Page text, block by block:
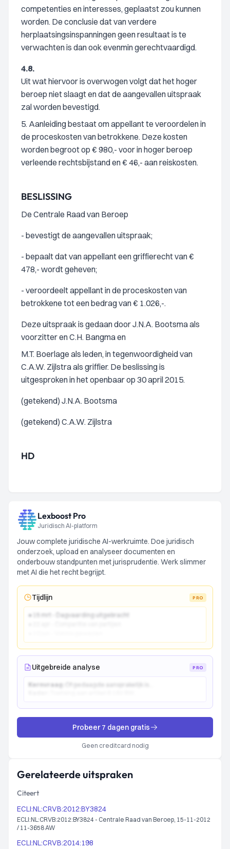
competenties en interesses, geplaatst zou kunnen
worden. De conclusie dat van verdere
herplaatsingsinspanningen geen resultaat is te
verwachten is dan ook evenmin gerechtvaardigd.
4.8.
Uit wat hiervoor is overwogen volgt dat het hoger
beroep niet slaagt en dat de aangevallen uitspraak
zal worden bevestigd.
5. Aanleiding bestaat om appellant te veroordelen in
de proceskosten van betrokkene. Deze kosten
worden begroot op € 980,- voor in hoger beroep
verleende rechtsbijstand en € 46,- aan reiskosten.
BESLISSING
De Centrale Raad van Beroep
- bevestigt de aangevallen uitspraak;
- bepaalt dat van appellant een griffierecht van €
478,- wordt geheven;
- veroordeelt appellant in de proceskosten van
betrokkene tot een bedrag van € 1.026,-.
Deze uitspraak is gedaan door J.N.A. Bootsma als
voorzitter en C.H. Bangma en
M.T. Boerlage als leden, in tegenwoordigheid van
C.A.W. Zijlstra als griffier. De beslissing is
uitgesproken in het openbaar op 30 april 2015.
(getekend) J.N.A. Bootsma
(getekend) C.A.W. Zijlstra
HD
Lexboost Pro
Juridisch AI-platform
Jouw complete juridische AI-werkruimte. Doe juridisch
onderzoek, upload en analyseer documenten en
onderbouw standpunten met jurisprudentie. Werk slimmer
met AI die het recht begrijpt.
Tijdlijn PRO
● 15 mrt - Dagvaarding uitgebracht
Uitgebreide analyse PRO
Kernvraag:
Probeer 7 dagen gratis
Geen creditcard nodig
Gerelateerde uitspraken
Citeert
ECLI:NL:CRVB:2012:BY3824
ECLI:NL:CRVB:2012:BY3824 - Centrale Raad van Beroep, 15-11-2012
/ 11-3658 AW
ECLI:NL:CRVB:2014:198